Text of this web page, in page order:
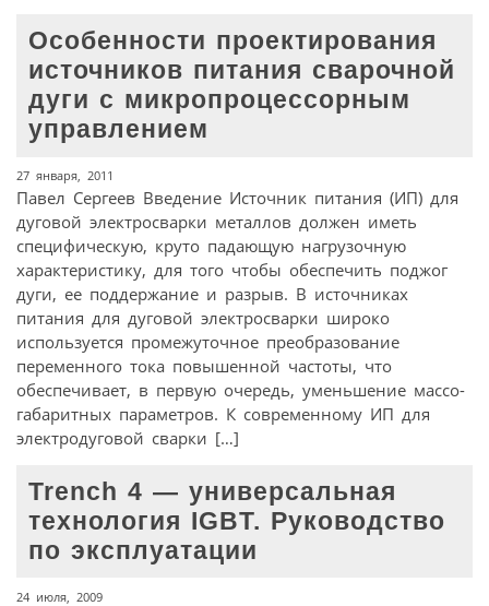
Особенности проектирования
источников питания сварочной
дуги с микропроцессорным
управлением
27 января, 2011
Павел Сергеев Введение Источник питания (ИП) для
дуговой электросварки металлов должен иметь
специфическую, круто падающую нагрузочную
характеристику, для того чтобы обеспечить поджог
дуги, ее поддержание и разрыв. В источниках
питания для дуговой электросварки широко
используется промежуточное преобразование
переменного тока повышенной частоты, что
обеспечивает, в первую очередь, уменьшение массо-
габаритных параметров. К современному ИП для
электродуговой сварки […]
Trench 4 — универсальная
технология IGBT. Руководство
по эксплуатации
24 июля, 2009